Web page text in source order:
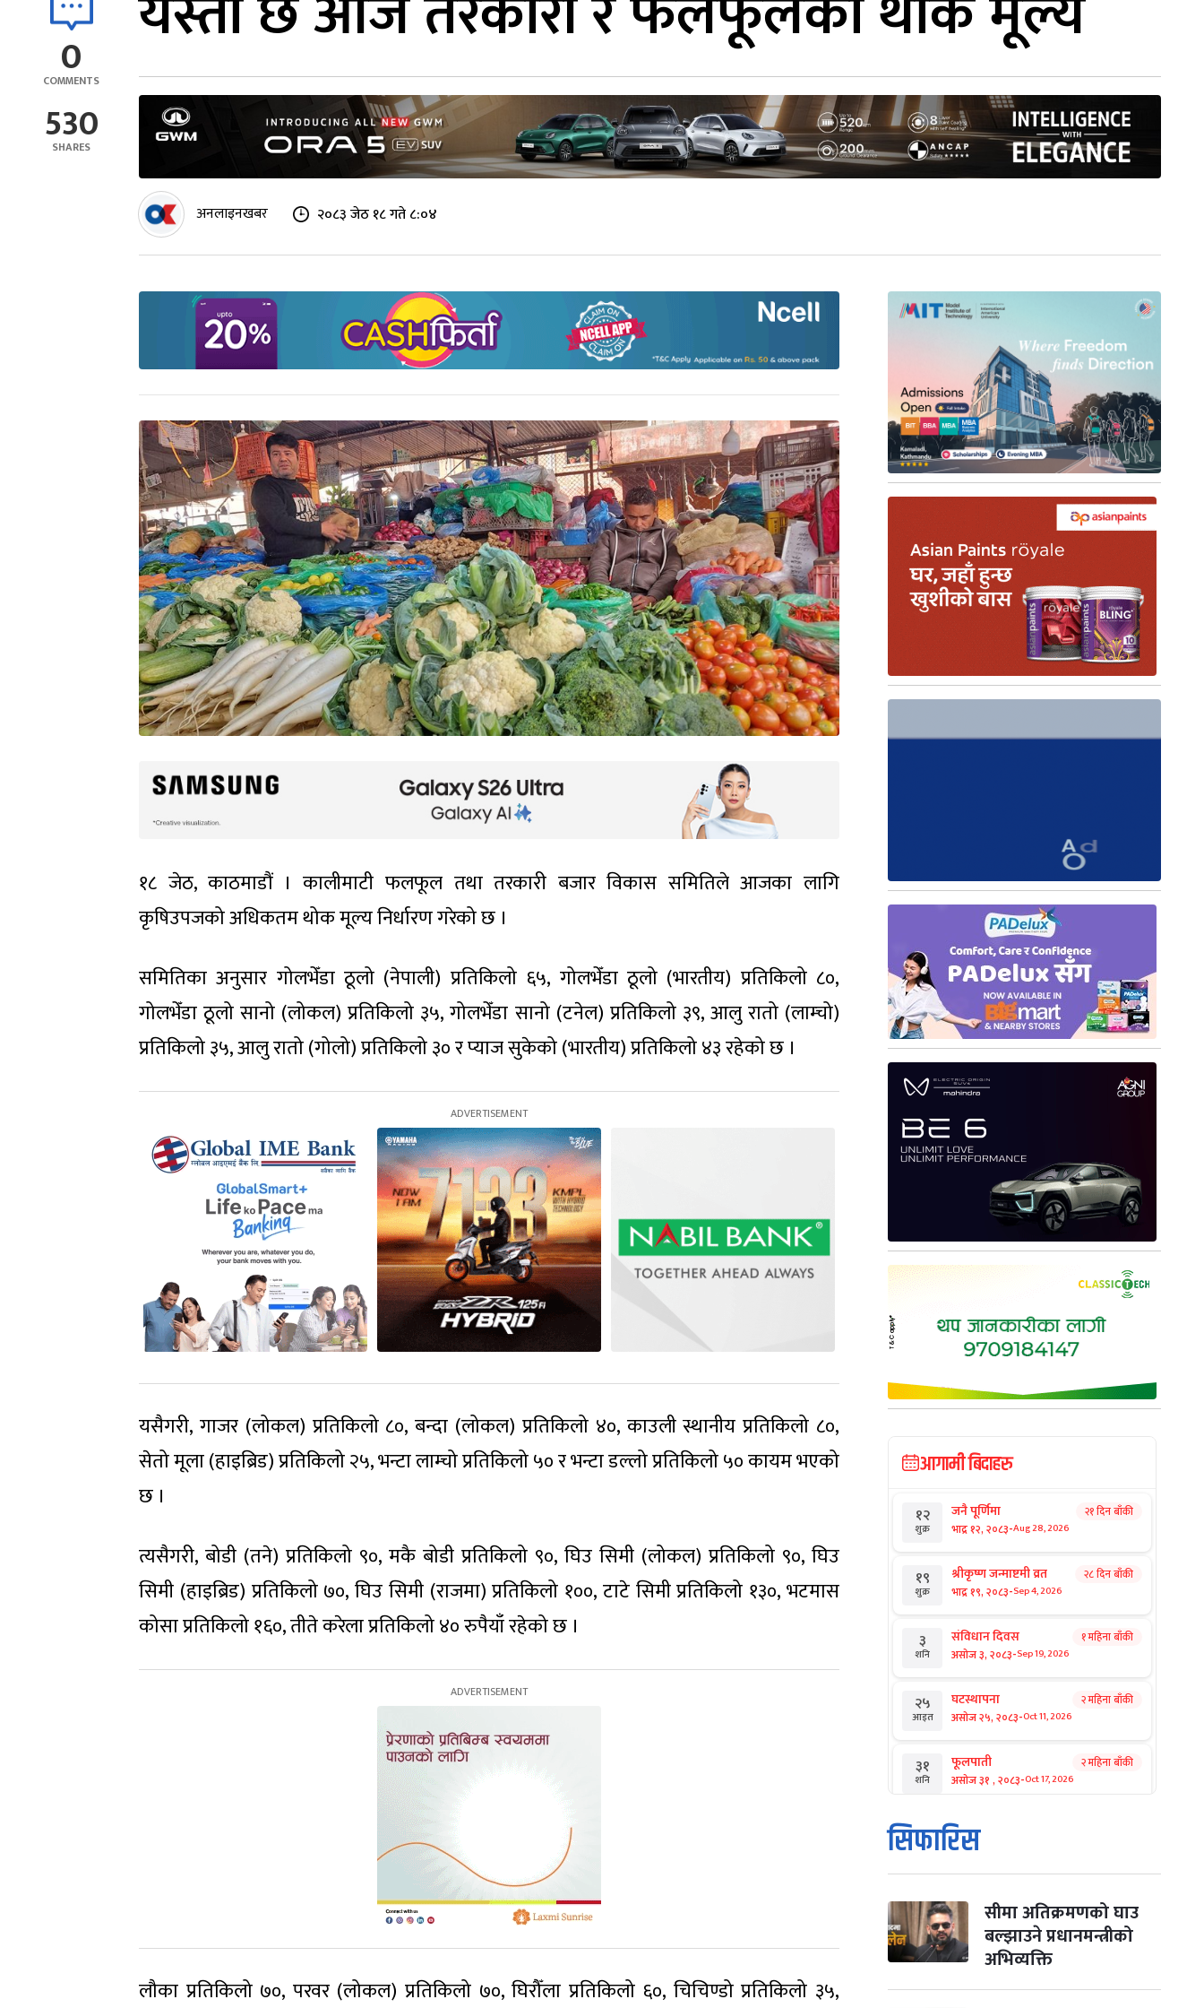
0
COMMENTS
530
SHARES
अनलाइनखबर २०८३ जेठ १८ गते ८:०४
१८ जेठ, काठमाडौं । कालीमाटी फलफूल तथा तरकारी बजार विकास समितिले आजका लागि
कृषिउपजको अधिकतम थोक मूल्य निर्धारण गरेको छ ।
समितिका अनुसार गोलभेँडा ठूलो (नेपाली) प्रतिकिलो ६५, गोलभेँडा ठूलो (भारतीय) प्रतिकिलो ८०,
गोलभेँडा ठूलो सानो (लोकल) प्रतिकिलो ३५, गोलभेँडा सानो (टनेल) प्रतिकिलो ३९, आलु रातो (लाम्चो)
प्रतिकिलो ३५, आलु रातो (गोलो) प्रतिकिलो ३० र प्याज सुकेको (भारतीय) प्रतिकिलो ४३ रहेको छ ।
यसैगरी, गाजर (लोकल) प्रतिकिलो ८०, बन्दा (लोकल) प्रतिकिलो ४०, काउली स्थानीय प्रतिकिलो ८०,
सेतो मूला (हाइब्रिड) प्रतिकिलो २५, भन्टा लाम्चो प्रतिकिलो ५० र भन्टा डल्लो प्रतिकिलो ५० कायम भएको
छ ।
त्यसैगरी, बोडी (तने) प्रतिकिलो ९०, मकै बोडी प्रतिकिलो ९०, घिउ सिमी (लोकल) प्रतिकिलो ९०, घिउ
सिमी (हाइब्रिड) प्रतिकिलो ७०, घिउ सिमी (राजमा) प्रतिकिलो १००, टाटे सिमी प्रतिकिलो १३०, भटमास
कोसा प्रतिकिलो १६०, तीते करेला प्रतिकिलो ४० रुपैयाँ रहेको छ ।
लौका प्रतिकिलो ७०, परवर (लोकल) प्रतिकिलो ७०, घिरौँला प्रतिकिलो ६०, चिचिण्डो प्रतिकिलो ३५,
आगामी बिदाहरु
१२
शुक्र
जनै पूर्णिमा
भाद्र १२, २०८३-Aug 28, 2026
२१ दिन बाँकी
१९
शुक्र
श्रीकृष्ण जन्माष्टमी व्रत
भाद्र १९, २०८३-Sep 4, 2026
२८ दिन बाँकी
३
शनि
संविधान दिवस
असोज ३, २०८३-Sep 19, 2026
१ महिना बाँकी
२५
आइत
घटस्थापना
असोज २५, २०८३-Oct 11, 2026
२ महिना बाँकी
३१
शनि
फूलपाती
असोज ३१ , २०८३-Oct 17, 2026
२ महिना बाँकी
१
आइत
कार्तिक सङ्क्रान्ति
कार्तिक १, २०८३
मंगल कार्तिक ३, २०८३- Oct 20, 2026
४ विजयादशमी
कार्तिक ४, २०८३-Oct 21, 2026
सिफारिस
सीमा अतिक्रमणको घाउ
बल्झाउने प्रधानमन्त्रीको
अभिव्यक्ति